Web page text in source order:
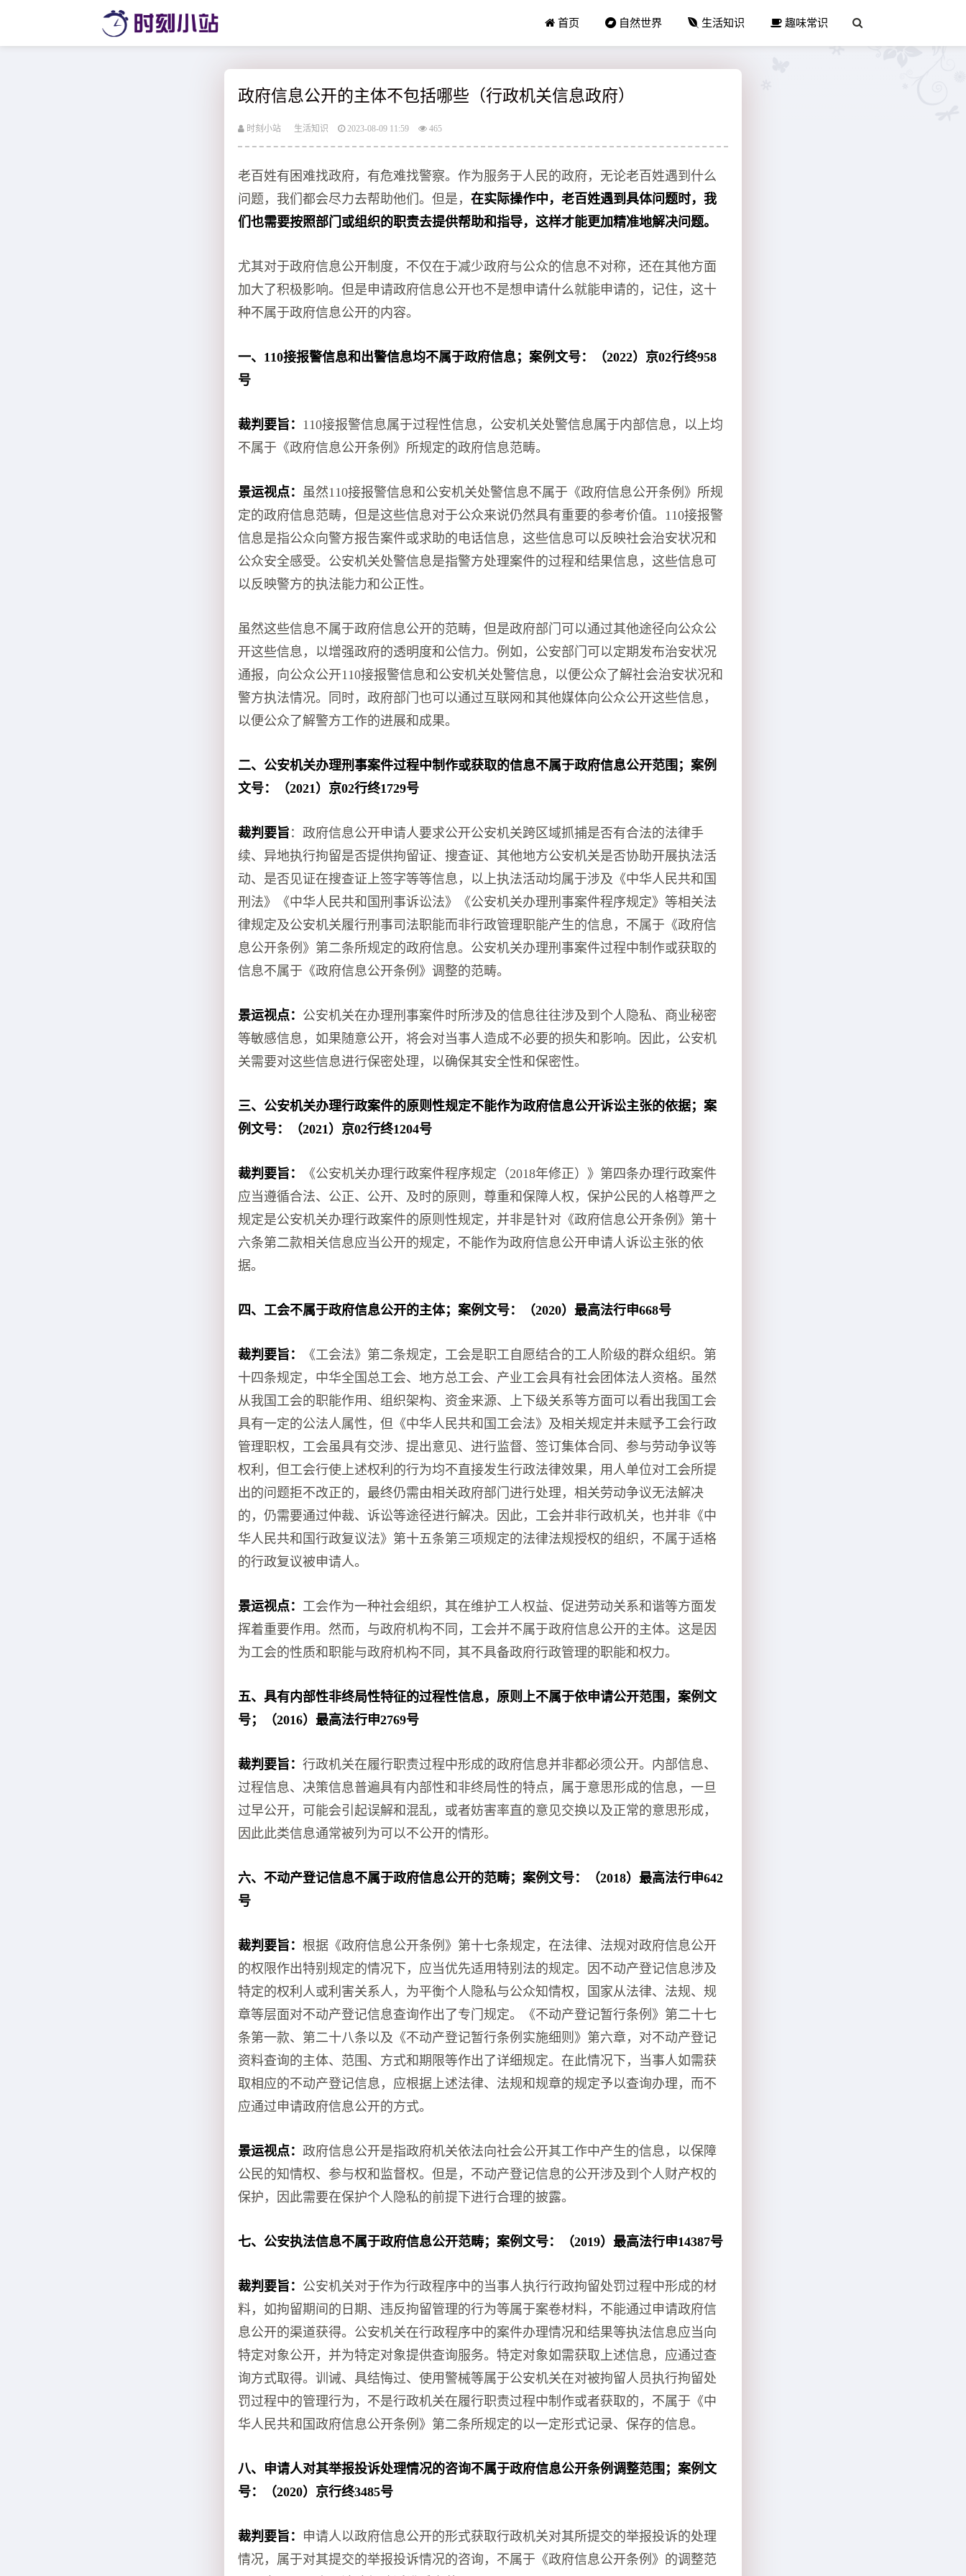
首页 自然世界 生活知识 趣味常识
政府信息公开的主体不包括哪些（行政机关信息政府）
时刻小站 生活知识 2023-08-09 11:59 465
老百姓有困难找政府，有危难找警察。作为服务于人民的政府，无论老百姓遇到什么
问题，我们都会尽力去帮助他们。但是，在实际操作中，老百姓遇到具体问题时，我
们也需要按照部门或组织的职责去提供帮助和指导，这样才能更加精准地解决问题。
尤其对于政府信息公开制度，不仅在于减少政府与公众的信息不对称，还在其他方面
加大了积极影响。但是申请政府信息公开也不是想申请什么就能申请的，记住，这十
种不属于政府信息公开的内容。
一、110接报警信息和出警信息均不属于政府信息；案例文号：（2022）京02行终958
号
裁判要旨： 110接报警信息属于过程性信息，公安机关处警信息属于内部信息，以上均
不属于《政府信息公开条例》所规定的政府信息范畴。
景运视点： 虽然110接报警信息和公安机关处警信息不属于《政府信息公开条例》所规
定的政府信息范畴，但是这些信息对于公众来说仍然具有重要的参考价值。110接报警
信息是指公众向警方报告案件或求助的电话信息，这些信息可以反映社会治安状况和
公众安全感受。公安机关处警信息是指警方处理案件的过程和结果信息，这些信息可
以反映警方的执法能力和公正性。
虽然这些信息不属于政府信息公开的范畴，但是政府部门可以通过其他途径向公众公
开这些信息，以增强政府的透明度和公信力。例如，公安部门可以定期发布治安状况
通报，向公众公开110接报警信息和公安机关处警信息，以便公众了解社会治安状况和
警方执法情况。同时，政府部门也可以通过互联网和其他媒体向公众公开这些信息，
以便公众了解警方工作的进展和成果。
二、公安机关办理刑事案件过程中制作或获取的信息不属于政府信息公开范围；案例
文号：（2021）京02行终1729号
裁判要旨 ：政府信息公开申请人要求公开公安机关跨区域抓捕是否有合法的法律手
续、异地执行拘留是否提供拘留证、搜查证、其他地方公安机关是否协助开展执法活
动、是否见证在搜查证上签字等等信息，以上执法活动均属于涉及《中华人民共和国
刑法》《中华人民共和国刑事诉讼法》《公安机关办理刑事案件程序规定》等相关法
律规定及公安机关履行刑事司法职能而非行政管理职能产生的信息，不属于《政府信
息公开条例》第二条所规定的政府信息。公安机关办理刑事案件过程中制作或获取的
信息不属于《政府信息公开条例》调整的范畴。
景运视点： 公安机关在办理刑事案件时所涉及的信息往往涉及到个人隐私、商业秘密
等敏感信息，如果随意公开，将会对当事人造成不必要的损失和影响。因此，公安机
关需要对这些信息进行保密处理，以确保其安全性和保密性。
三、公安机关办理行政案件的原则性规定不能作为政府信息公开诉讼主张的依据；案
例文号：（2021）京02行终1204号
裁判要旨：
《公安机关办理行政案件程序规定（2018年修正）》第四条办理行政案件
应当遵循合法、公正、公开、及时的原则，尊重和保障人权，保护公民的人格尊严之
规定是公安机关办理行政案件的原则性规定，并非是针对《政府信息公开条例》第十
六条第二款相关信息应当公开的规定，不能作为政府信息公开申请人诉讼主张的依
据。
四、工会不属于政府信息公开的主体；案例文号：（2020）最高法行申668号
裁判要旨：
《工会法》第二条规定，工会是职工自愿结合的工人阶级的群众组织。第
十四条规定，中华全国总工会、地方总工会、产业工会具有社会团体法人资格。虽然
从我国工会的职能作用、组织架构、资金来源、上下级关系等方面可以看出我国工会
具有一定的公法人属性，但《中华人民共和国工会法》及相关规定并未赋予工会行政
管理职权，工会虽具有交涉、提出意见、进行监督、签订集体合同、参与劳动争议等
权利，但工会行使上述权利的行为均不直接发生行政法律效果，用人单位对工会所提
出的问题拒不改正的，最终仍需由相关政府部门进行处理，相关劳动争议无法解决
的，仍需要通过仲裁、诉讼等途径进行解决。因此，工会并非行政机关，也并非《中
华人民共和国行政复议法》第十五条第三项规定的法律法规授权的组织，不属于适格
的行政复议被申请人。
景运视点： 工会作为一种社会组织，其在维护工人权益、促进劳动关系和谐等方面发
挥着重要作用。然而，与政府机构不同，工会并不属于政府信息公开的主体。这是因
为工会的性质和职能与政府机构不同，其不具备政府行政管理的职能和权力。
五、具有内部性非终局性特征的过程性信息，原则上不属于依申请公开范围，案例文
号；（2016）最高法行申2769号
裁判要旨：行政机关在履行职责过程中形成的政府信息并非都必须公开。内部信息、
过程信息、决策信息普遍具有内部性和非终局性的特点，属于意思形成的信息，一旦
过早公开，可能会引起误解和混乱，或者妨害率直的意见交换以及正常的意思形成，
因此此类信息通常被列为可以不公开的情形。
六、不动产登记信息不属于政府信息公开的范畴；案例文号：（2018）最高法行申642
号
裁判要旨：根据《政府信息公开条例》第十七条规定，在法律、法规对政府信息公开
的权限作出特别规定的情况下，应当优先适用特别法的规定。因不动产登记信息涉及
特定的权利人或利害关系人，为平衡个人隐私与公众知情权，国家从法律、法规、规
章等层面对不动产登记信息查询作出了专门规定。《不动产登记暂行条例》第二十七
条第一款、第二十八条以及《不动产登记暂行条例实施细则》第六章，对不动产登记
资料查询的主体、范围、方式和期限等作出了详细规定。在此情况下，当事人如需获
取相应的不动产登记信息，应根据上述法律、法规和规章的规定予以查询办理，而不
应通过申请政府信息公开的方式。
景运视点：政府信息公开是指政府机关依法向社会公开其工作中产生的信息，以保障
公民的知情权、参与权和监督权。但是，不动产登记信息的公开涉及到个人财产权的
保护，因此需要在保护个人隐私的前提下进行合理的披露。
七、公安执法信息不属于政府信息公开范畴；案例文号：（2019）最高法行申14387号
裁判要旨： 公安机关对于作为行政程序中的当事人执行行政拘留处罚过程中形成的材
料，如拘留期间的日期、违反拘留管理的行为等属于案卷材料，不能通过申请政府信
息公开的渠道获得。公安机关在行政程序中的案件办理情况和结果等执法信息应当向
特定对象公开，并为特定对象提供查询服务。特定对象如需获取上述信息，应通过查
询方式取得。训诫、具结悔过、使用警械等属于公安机关在对被拘留人员执行拘留处
罚过程中的管理行为，不是行政机关在履行职责过程中制作或者获取的，不属于《中
华人民共和国政府信息公开条例》第二条所规定的以一定形式记录、保存的信息。
八、申请人对其举报投诉处理情况的咨询不属于政府信息公开条例调整范围；案例文
号：（2020）京行终3485号
裁判要旨： 申请人以政府信息公开的形式获取行政机关对其所提交的举报投诉的处理
情况，属于对其提交的举报投诉情况的咨询，不属于《政府信息公开条例》的调整范